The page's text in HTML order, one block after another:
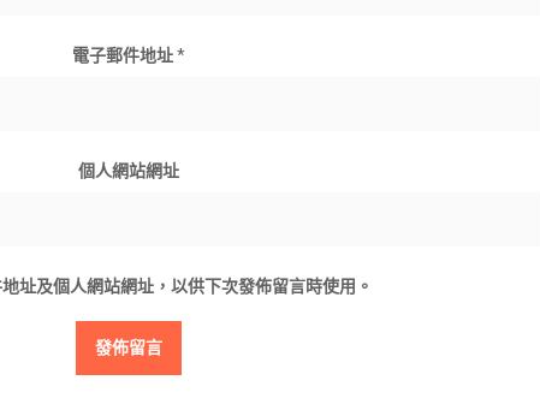
電子郵件地址*
個人網站網址
址及個人網站網址，以供下次發佈留言時使用。